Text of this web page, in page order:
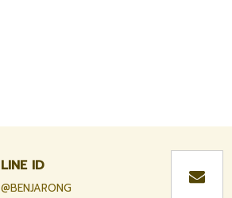
LINE ID
@BENJARONG